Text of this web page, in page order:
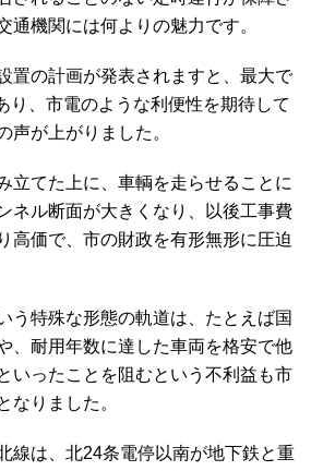
通機関には何よりの魅力です。
置の計画が発表されますと、最大で
り、市電のような利便性を期待して
声が上がりました。
立てた上に、車輌を走らせることに
ネル断面が大きくなり、以後工事費
高価で、市の財政を有形無形に圧迫
う特殊な形態の軌道は、たとえば国
、耐用年数に達した車両を格安で他
いったことを阻むという不利益も市
なりました。
線は、北24条電停以南が地下鉄と重